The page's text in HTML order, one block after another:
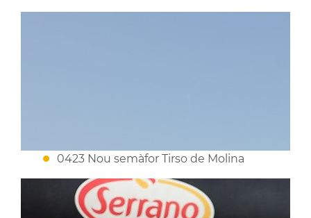
0423 Nou semàfor Tirso de Molina